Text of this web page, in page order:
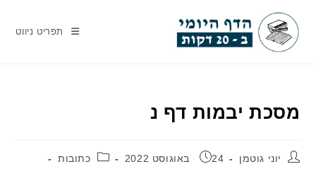
content
תפריט ניווט
מסכת יבמות דף נ
מחבר:יוני גוטמן פורסם:
24 באוגוסט 2022 קטגוריה:
כתובות